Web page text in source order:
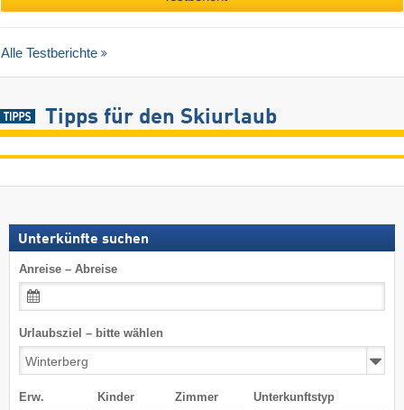
Alle Testberichte
Tipps für den Skiurlaub
Unterkünfte suchen
Anreise – Abreise
Urlaubsziel – bitte wählen
Erw. Kinder Zimmer Unterkunftstyp